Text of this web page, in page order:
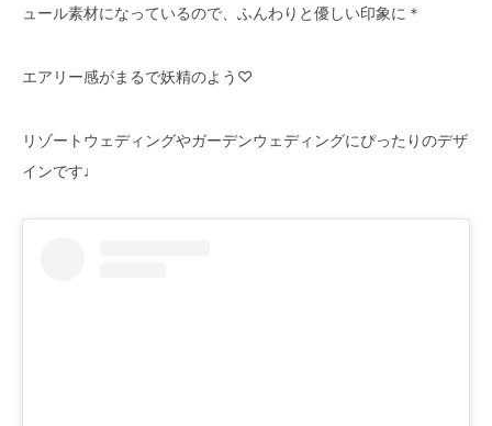
ュール素材になっているので、ふんわりと優しい印象に＊
エアリー感がまるで妖精のよう♡
リゾートウェディングやガーデンウェディングにぴったりのデザ
インです♩